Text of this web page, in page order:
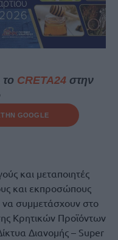
CRETA24στην
GOOGLE
και μεταποιητές
και εκπροσώπους
να συμμετάσχουν στο
Κρητικών Προϊόντων
Διανομής – Super